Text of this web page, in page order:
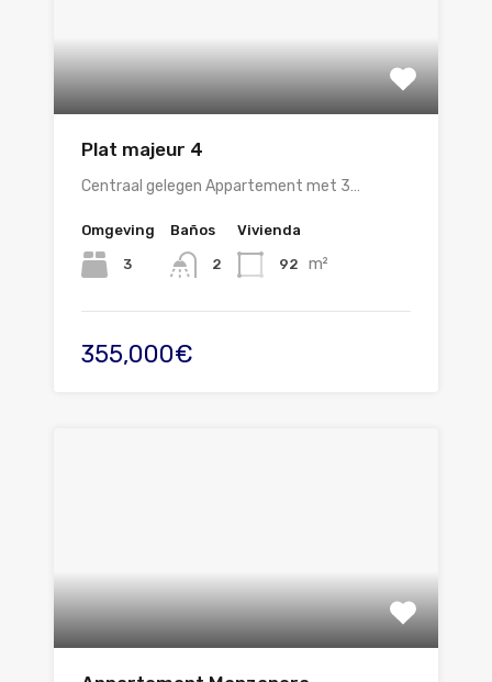
Plat majeur 4
Centraal gelegen Appartement met 3…
Omgeving
3
Baños
2
Vivienda
92 m²
355,000€